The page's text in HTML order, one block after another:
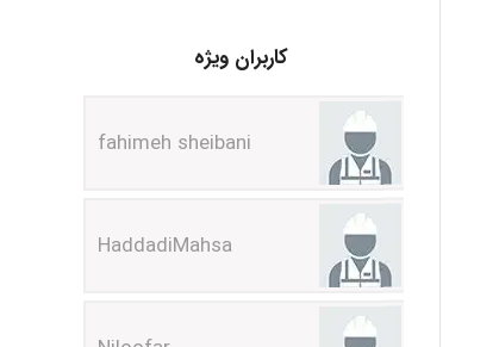
کاربران ویژه
fahimeh sheibani
HaddadiMahsa
Niloofar